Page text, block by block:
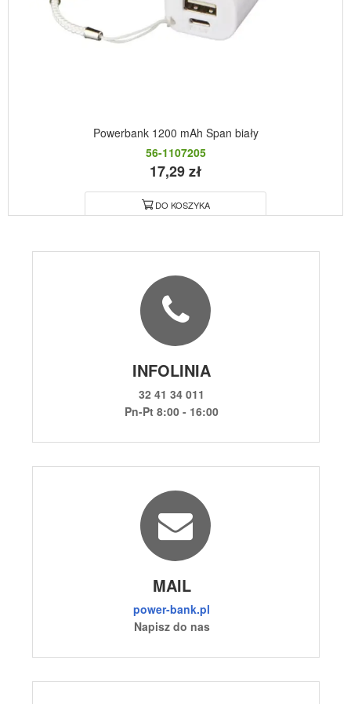
Powerbank 1200 mAh Span biały
56-1107205
17,29 zł
DO KOSZYKA
INFOLINIA
32 41 34 011
Pn-Pt 8:00 - 16:00
MAIL
power-bank.pl
Napisz do nas